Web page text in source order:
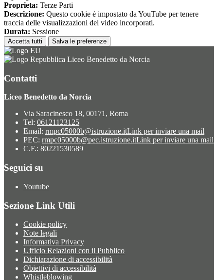
Proprieta: Terze Parti
Descrizione: Questo cookie è impostato da YouTube per tenere
traccia delle visualizzazioni dei video incorporati.
Durata: Sessione
Accetta tutti Salva le preferenze
Liceo Benedetto da Norcia
Contatti
Liceo Benedetto da Norcia
Via Saracinesco 18, 00171, Roma
Tel: 06121123125
Email: rmpc05000b@istruzione.itLink per inviare una mail
PEC: rmpc05000b@pec.istruzione.itLink per inviare una mail
C.F.: 80221530589
Seguici su
Youtube
Sezione Link Utili
Cookie policy
Note legali
Informativa Privacy
Ufficio Relazioni con il Pubblico
Dichiarazione di accessibilità
Obiettivi di accessibilità
Whistleblowing